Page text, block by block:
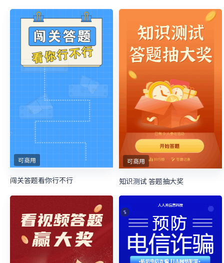
可商用
闯关答题看你行不行
可商用
知识测试 答题抽大奖